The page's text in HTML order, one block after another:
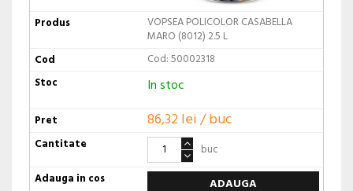
VOPSEA POLICOLOR CASABELLA
MARO (8012) 2.5 L
Cod: 50002318
In stoc
86,32 lei / buc
buc
ADAUGA